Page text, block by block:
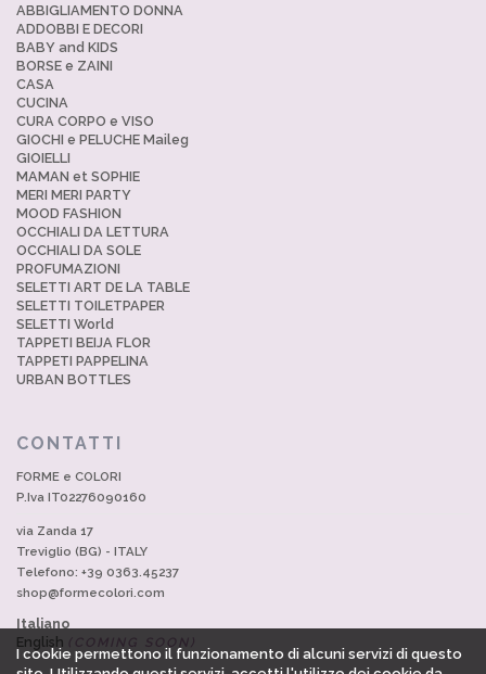
ABBIGLIAMENTO DONNA
ADDOBBI E DECORI
BABY and KIDS
BORSE e ZAINI
CASA
CUCINA
CURA CORPO e VISO
GIOCHI e PELUCHE Maileg
GIOIELLI
MAMAN et SOPHIE
MERI MERI PARTY
MOOD FASHION
OCCHIALI DA LETTURA
OCCHIALI DA SOLE
PROFUMAZIONI
SELETTI ART DE LA TABLE
SELETTI TOILETPAPER
SELETTI World
TAPPETI BEIJA FLOR
TAPPETI PAPPELINA
URBAN BOTTLES
CONTATTI
FORME e COLORI
P.Iva IT02276090160
via Zanda 17
Treviglio (BG) - ITALY
Telefono: +39 0363.45237
shop@formecolori.com
Italiano
English (COMING SOON)
I cookie permettono il funzionamento di alcuni servizi di questo